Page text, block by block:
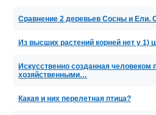
Сравнение 2 деревьев Сосны и Ели.
Из высших растений корней нет у 1)
Искусственно созданная
хозяйственными…
Какая и них перелетная птица?